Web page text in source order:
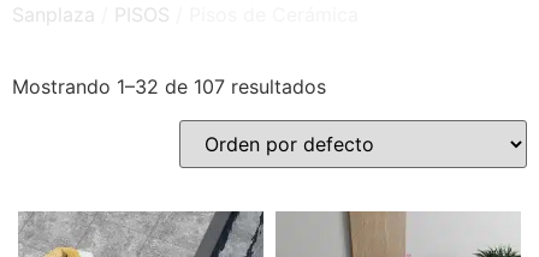
Sanplaza
PISOS
Mostrando 1–32 de 107 resultados